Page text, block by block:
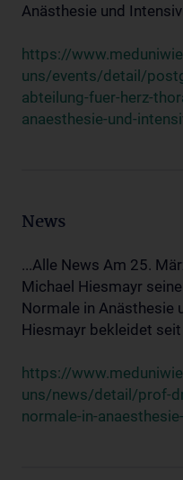
Anästhesie und
https://
uns/events/detail/
abteilung-fuer-herz-
anaesthesie-und-
News
...Alle News Am 25.
Michael Hiesmayr
Normale in Anästhesie
Hiesmayr bekleidet
https://
uns/news/detail/prof-
normale-in-